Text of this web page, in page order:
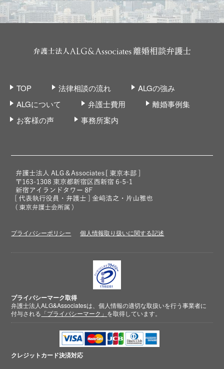
TOP 法律相談の流れ
ALGの強み
ALGについて
弁護士費用
離婚事例集
お客様の声
事務所案内
プライバシーポリシー 個人情報取り扱いに関する記述
プライバシーマーク取得
弁護士法人ALG&Associatesは、個人情報の適切な取扱いを行う事業者に
付与される 「プライバシーマーク」 を取得しています。
クレジットカード決済対応